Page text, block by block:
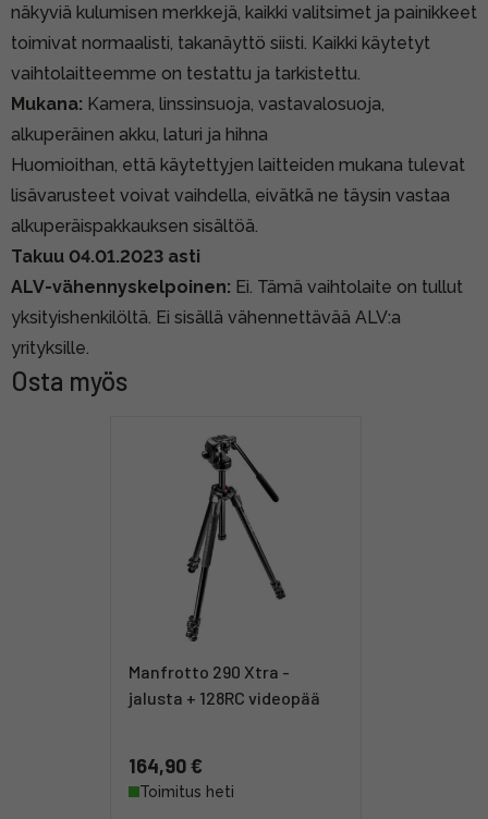
näkyviä kulumisen merkkejä, kaikki valitsimet ja painikkeet
toimivat normaalisti, takanäyttö siisti. Kaikki käytetyt
vaihtolaitteemme on testattu ja tarkistettu.
Mukana: Kamera, linssinsuoja, vastavalosuoja,
alkuperäinen akku, laturi ja hihna
Huomioithan, että käytettyjen laitteiden mukana tulevat
lisävarusteet voivat vaihdella, eivätkä ne täysin vastaa
alkuperäispakkauksen sisältöä.
Takuu 04.01.2023 asti
ALV-vähennyskelpoinen: Ei. Tämä vaihtolaite on tullut
yksityishenkilöltä. Ei sisällä vähennettävää ALV:a
yrityksille.
Osta myös
Manfrotto 290 Xtra -
jalusta + 128RC videopää
164,90 €
Toimitus heti